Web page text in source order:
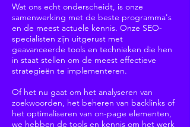
Wat ons echt onderscheidt, is onze
samenwerking met de beste programma's
en de meest actuele kennis. Onze SEO-
specialisten zijn uitgerust met
geavanceerde tools en technieken die hen
in staat stellen om de meest effectieve
strategieën te implementeren.
Of het nu gaat om het analyseren van
zoekwoorden, het beheren van backlinks of
het optimaliseren van on-page elementen,
we hebben de tools en kennis om het werk